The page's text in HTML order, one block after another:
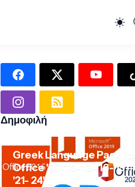
Δημοφιλή
Greek Language Pack for
Office '07-'10-'13-'16-'19-
'21- 24'